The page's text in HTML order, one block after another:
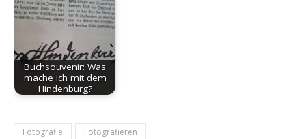
Buchsouvenir: Was
mache ich mit dem
Hindenburg?
Fotografie Fotografieren